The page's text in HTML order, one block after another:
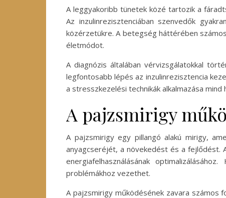
A leggyakoribb tünetek közé tartozik a
Az inzulinrezisztenciában szenvedők
közérzetükre. A betegség háttérében
életmódot.
A diagnózis általában vérvizsgálatokkal
legfontosabb lépés az inzulinrezisztencia
a stresszkezelési technikák alkalmazása
A pajzsmirigy
A pajzsmirigy egy pillangó alakú mirigy,
anyagcseréjét, a növekedést és a
energiafelhasználásának
problémákhoz vezethet.
A pajzsmirigy működésének zavara